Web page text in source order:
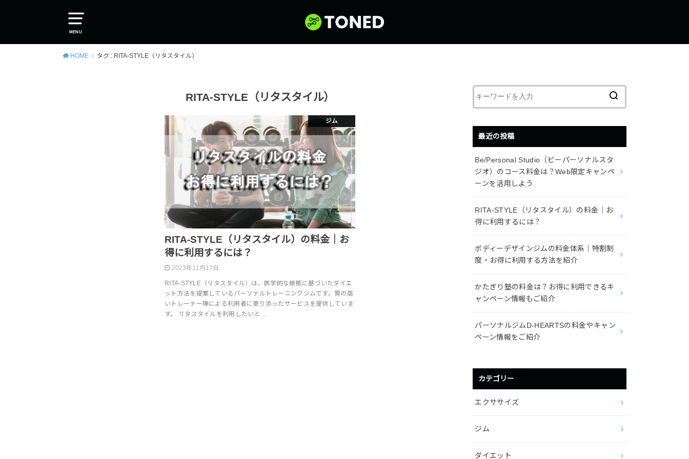
MENU
HOME タグ : RITA-STYLE（リタスタイル）
RITA-STYLE（リタスタイル）
ジム
RITA-STYLE（リタスタイル）の料金｜お
得に利用するには？
2023年11月17日
RITA-STYLE（リタスタイル）は、医学的な根拠に基づいたダイエ
ット方法を提案しているパーソナルトレーニングジムです。質の高
いトレーナー陣による利用者に寄り添ったサービスを提供していま
す。 リタスタイルを利用したいと…
最近の投稿
Be/Personal Studio（ビーパーソナルスタ
ジオ）のコース料金は？Web限定キャンペ
ーンを活用しよう
RITA-STYLE（リタスタイル）の料金｜お
得に利用するには？
ボディーデザインジムの料金体系｜特割制
度・お得に利用する方法を紹介
かたぎり塾の料金は？お得に利用できるキ
ャンペーン情報もご紹介
パーソナルジムD-HEARTSの料金やキャン
ペーン情報をご紹介
カテゴリー
エクササイズ
ジム
ダイエット